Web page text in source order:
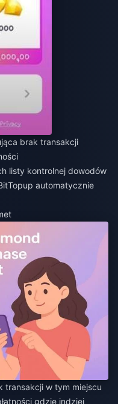
brak transakcji
listy kontrolnej dowodów
automatycznie
transakcji w tym miejscu
gdzie indziej